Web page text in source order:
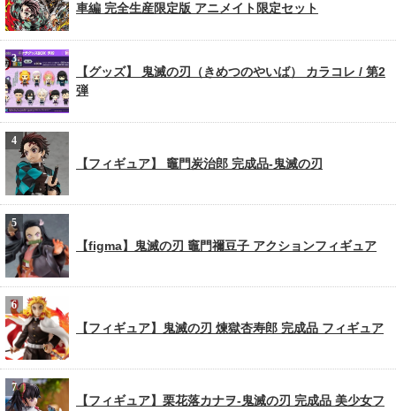
車編 完全生産限定版 アニメイト限定セット
【グッズ】 鬼滅の刃（きめつのやいば） カラコレ / 第2
弾
【フィギュア】 竈門炭治郎 完成品-鬼滅の刃
【figma】鬼滅の刃 竈門禰豆子 アクションフィギュア
【フィギュア】鬼滅の刃 煉獄杏寿郎 完成品 フィギュア
【フィギュア】栗花落カナヲ-鬼滅の刃 完成品 美少女フ